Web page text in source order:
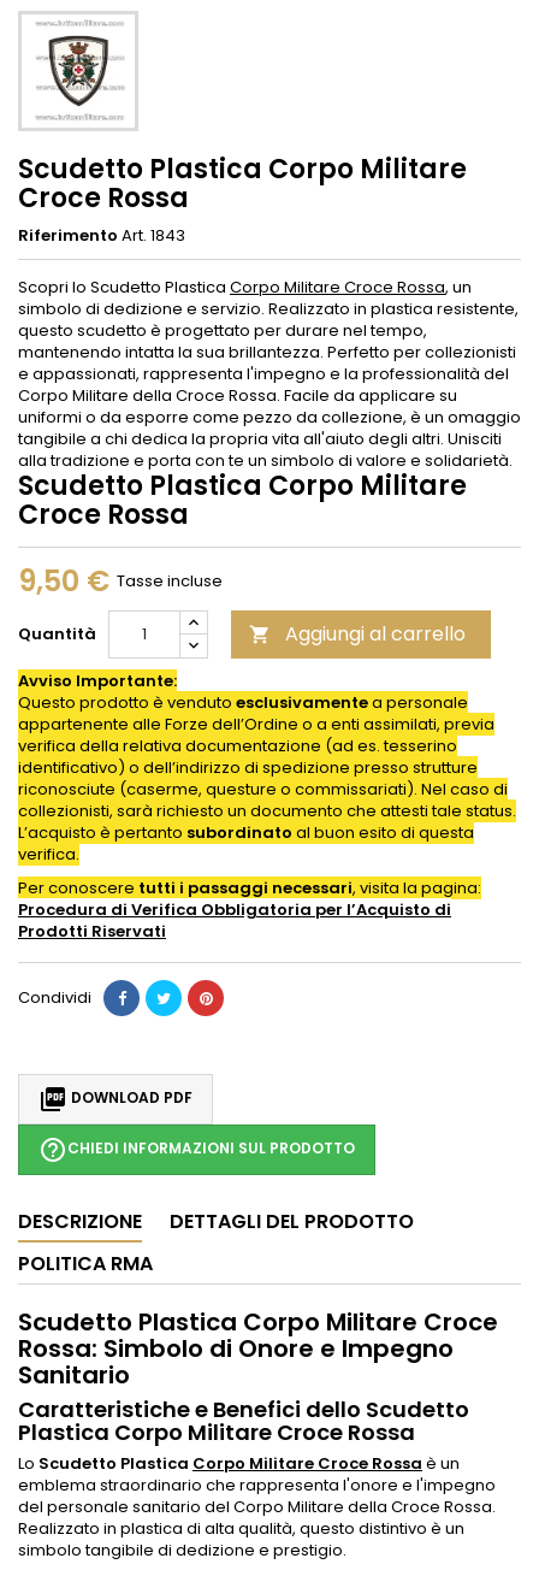
Scudetto Plastica Corpo Militare
Croce Rossa
Riferimento Art. 1843
Scopri lo Scudetto Plastica Corpo Militare Croce Rossa, un
simbolo di dedizione e servizio. Realizzato in plastica resistente,
questo scudetto è progettato per durare nel tempo,
mantenendo intatta la sua brillantezza. Perfetto per collezionisti
e appassionati, rappresenta l'impegno e la professionalità del
Corpo Militare della Croce Rossa. Facile da applicare su
uniformi o da esporre come pezzo da collezione, è un omaggio
tangibile a chi dedica la propria vita all'aiuto degli altri. Unisciti
alla tradizione e porta con te un simbolo di valore e solidarietà.
Scudetto Plastica Corpo Militare
Croce Rossa
9,50 € Tasse incluse
Quantità  Aggiungi al carrello
Avviso Importante:
Questo prodotto è venduto esclusivamentea personale
appartenente alle Forze dell’Ordine o a enti assimilati, previa
verifica della relativa documentazione (ad es. tesserino
identificativo) o dell’indirizzo di spedizione presso strutture
riconosciute (caserme, questure o commissariati). Nel caso di
collezionisti, sarà richiesto un documento che attesti tale status.
L’acquisto è pertanto subordinato al buon esito di questa
verifica.
Per conoscere tutti i passaggi necessari, visita la pagina:
Procedura di Verifica Obbligatoria per l’Acquisto di
Prodotti Riservati
Condividi
 DOWNLOAD PDF
help_outlineCHIEDI INFORMAZIONI SUL PRODOTTO
DESCRIZIONE
DETTAGLI DEL PRODOTTO
POLITICA RMA
Scudetto Plastica Corpo Militare Croce
Rossa: Simbolo di Onore e Impegno
Sanitario
Caratteristiche e Benefici dello Scudetto
Plastica Corpo Militare Croce Rossa
Lo Scudetto Plastica Corpo Militare Croce Rossa è un
emblema straordinario che rappresenta l'onore e l'impegno
del personale sanitario del Corpo Militare della Croce Rossa.
Realizzato in plastica di alta qualità, questo distintivo è un
simbolo tangibile di dedizione e prestigio.